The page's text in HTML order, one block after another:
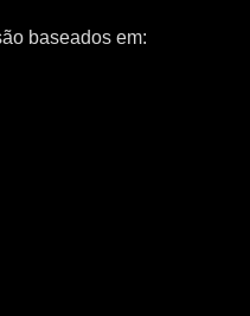
baseados em: